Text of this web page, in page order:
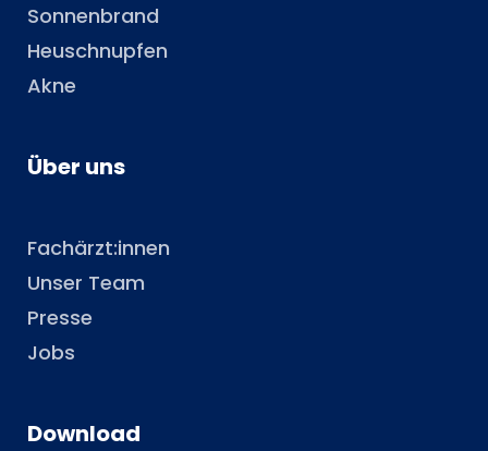
Sonnenbrand
Heuschnupfen
Akne
Über uns
Fachärzt:innen
Unser Team
Presse
Jobs
Download